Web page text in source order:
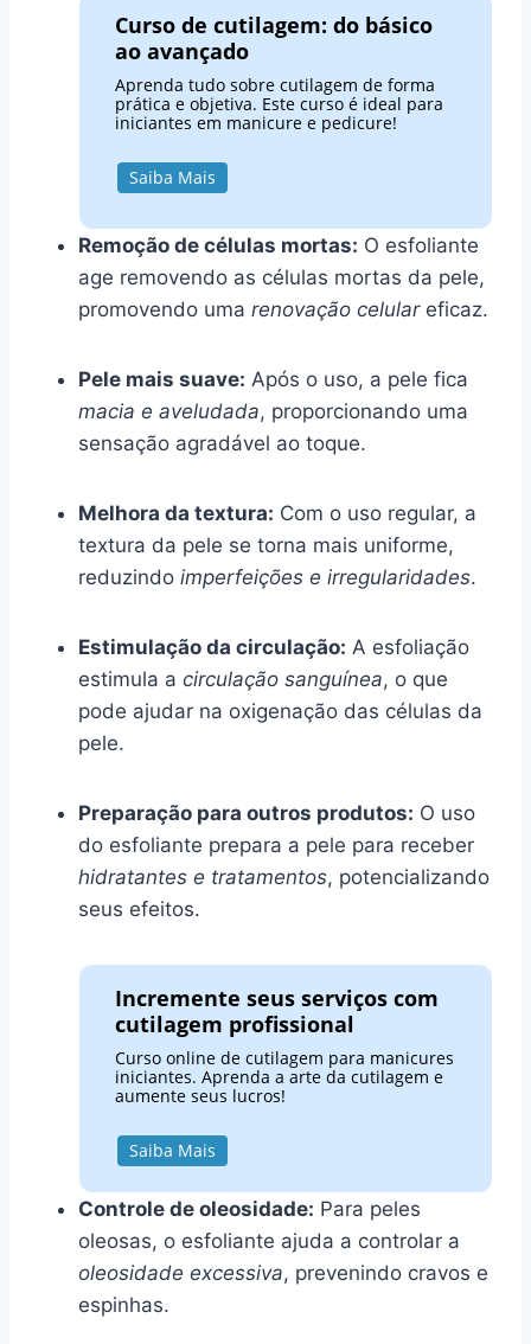
Curso de cutilagem: do básico
ao avançado
Aprenda tudo sobre cutilagem de forma
prática e objetiva. Este curso é ideal para
iniciantes em manicure e pedicure!
Saiba Mais
Remoção de células mortas: O esfoliante
age removendo as células mortas da pele,
promovendo uma renovação celulareficaz.
Pele mais suave: Após o uso, a pele fica
macia e aveludada, proporcionando uma
sensação agradável ao toque.
Melhora da textura: Com o uso regular, a
textura da pele se torna mais uniforme,
reduzindo imperfeições e irregularidades.
Estimulação da circulação: A esfoliação
estimula a circulação sanguínea, o que
pode ajudar na oxigenação das células da
pele.
Preparação para outros produtos: O uso
do esfoliante prepara a pele para receber
hidratantes e tratamentos, potencializando
seus efeitos.
Incremente seus serviços com
cutilagem profissional
Curso online de cutilagem para manicures
iniciantes. Aprenda a arte da cutilagem e
aumente seus lucros!
Saiba Mais
Controle de oleosidade: Para peles
oleosas, o esfoliante ajuda a controlar a
oleosidade excessiva, prevenindo cravos e
espinhas.